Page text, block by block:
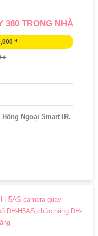
360 TRONG NHÀ
₫
₫
Ngoại Smart IR.